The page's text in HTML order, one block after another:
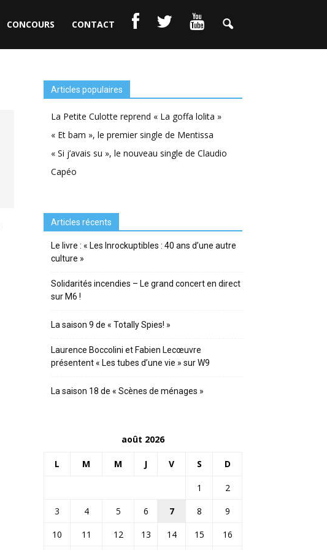
CONCOURS CONTACT
Articles populaires
La Petite Culotte reprend « La goffa lolita »
« Et bam », le premier single de Mentissa
« Si j’avais su », le nouveau single de Claudio
Capéo
Articles récents
Le livre : « Les Inrockuptibles : 40 ans d’une autre
culture »
Solidarités incendies – Le grand concert en direct
sur M6 !
La saison 9 de « Totally Spies! »
Laurence Boccolini et Fabien Lecœuvre
présentent « Les tubes d’une vie » sur W9
La saison 18 de « Scènes de ménages »
août 2026
L M M J V S D
1
2
3
4 5 6 7 8
9
10
11 12 13 14 15 16